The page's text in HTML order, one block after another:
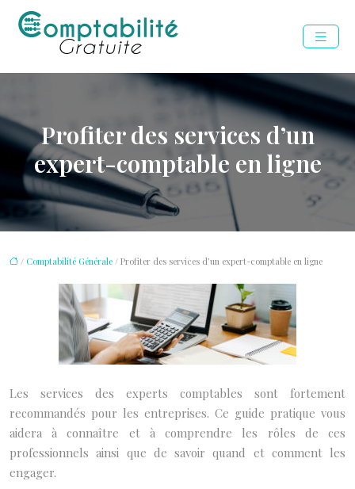
Profiter des services d’un
expert-comptable en ligne
/ Comptabilité Générale / Profiter des services d’un expert-comptable en ligne
Les services des experts comptables sont fortement
recommandés pour les entreprises. Ce guide pratique vous
aidera à connaître et à comprendre les rôles de ces
professionnels ainsi que de savoir quand et comment les
engager.